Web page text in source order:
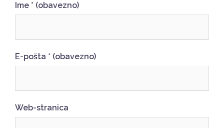
Ime * (obavezno)
E-pošta * (obavezno)
Web-stranica